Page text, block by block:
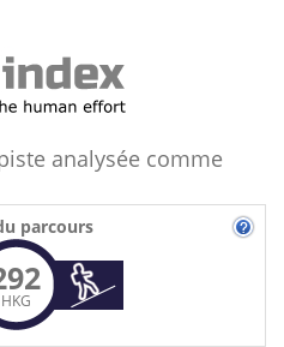
analysée comme
parcours
HKG